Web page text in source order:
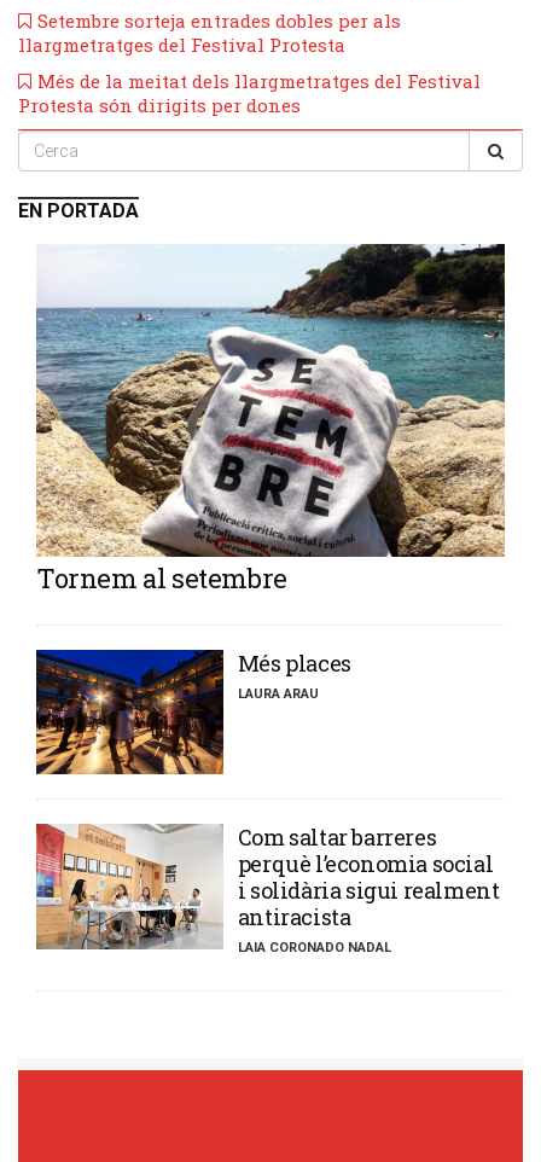
​Setembre sorteja entrades dobles per als
llargmetratges del Festival Protesta
Més de la meitat dels llargmetratges del Festival
Protesta són dirigits per dones
EN PORTADA
Tornem al setembre
​Més places
LAURA ARAU
​Com saltar barreres
perquè l’economia social
i solidària sigui realment
antiracista
LAIA CORONADO NADAL